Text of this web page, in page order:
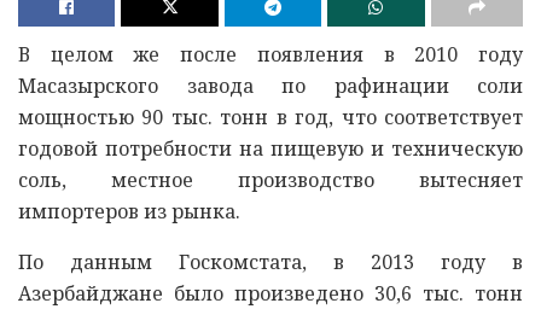
В целом же после появления в 2010 году
Масазырского завода по рафинации соли
мощностью 90 тыс. тонн в год, что соответствует
годовой потребности на пищевую и техническую
соль, местное производство вытесняет
импортеров из рынка.
По данным Госкомстата, в 2013 году в
Азербайджане было произведено 30,6 тыс. тонн